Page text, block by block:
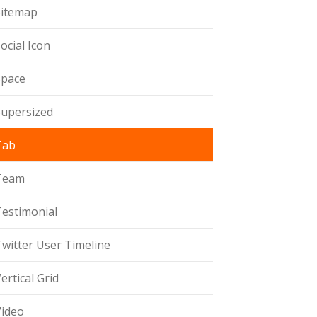
Icon
User Timeline
Grid